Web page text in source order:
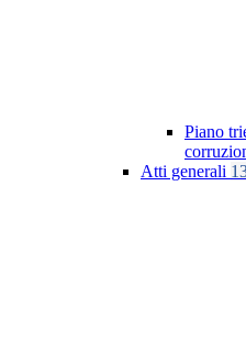
Piano
Atti generali